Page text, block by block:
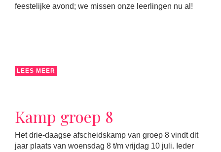
feestelijke avond; we missen onze leerlingen nu al!
LEES MEER
Kamp groep 8
Het drie-daagse afscheidskamp van groep 8 vindt dit
jaar plaats van woensdag 8 t/m vrijdag 10 juli. Ieder